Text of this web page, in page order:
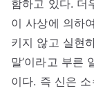
함하고 있다. 더
이 사상에 의하
키지 않고 실현
말’이라고 부른
이다. 즉 신은